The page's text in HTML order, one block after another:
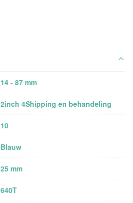
14 - 87 mm
2inch 4Shipping en behandeling
10
Blauw
25 mm
640T